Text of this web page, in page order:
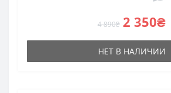
4 890₴ 2 350₴
НЕТ В НАЛИЧИИ